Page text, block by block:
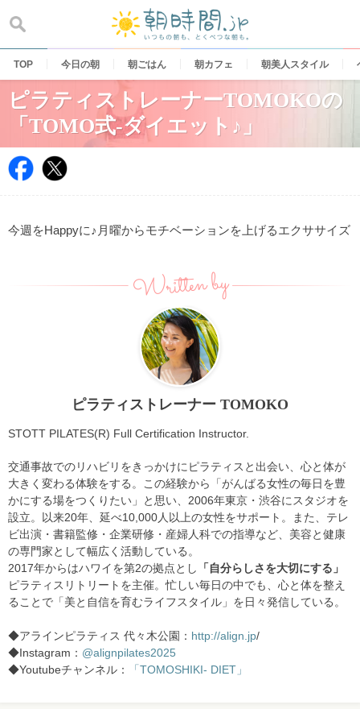
content
TOP 今日の朝 朝ごはん 朝カフェ 朝美人スタイル
ピラティストレーナーTOMOKOの
「TOMO式-ダイエット♪」
今週をHappyに♪月曜からモチベーションを上げるエクササイズ
Written by
ピラティストレーナー TOMOKO
STOTT PILATES(R) Full Certification Instructor.
交通事故でのリハビリをきっかけにピラティスと出会い、心と体が
大きく変わる体験をする。この経験から「がんばる女性の毎日を豊
かにする場をつくりたい」と思い、2006年東京・渋谷にスタジオを
設立。以来20年、延べ10,000人以上の女性をサポート。また、テレ
ビ出演・書籍監修・企業研修・産婦人科での指導など、美容と健康
の専門家として幅広く活動している。
2017年からはハワイを第2の拠点とし
「自分らしさを大切にする」
ピラティスリトリートを主催。忙しい毎日の中でも、心と体を整え
ることで「美と自信を育むライフスタイル」を日々発信している。
◆アラインピラティス 代々木公園： http://align.jp/
◆Instagram： @alignpilates2025
◆Youtubeチャンネル：
「TOMOSHIKI- DIET」